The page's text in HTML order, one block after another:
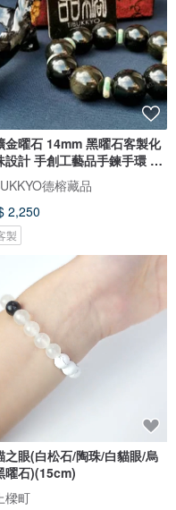
金曜石 14mm 黑曜石客製化
設計 手創工藝品手鍊手環 飾
德榕藏品
2,250
製
之眼(白松石/陶珠/白貓眼/烏
曜石)(15cm)
樑町